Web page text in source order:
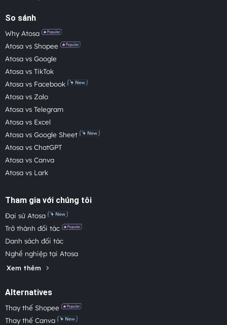
So sánh
Why Atosa
Atosa vs Shopee
Atosa vs Google
Atosa vs TikTok
Atosa vs Facebook
Atosa vs Zalo
Atosa vs Telegram
Atosa vs Excel
Atosa vs Google Sheet
Atosa vs ChatGPT
Atosa vs Canva
Atosa vs Lark
Tham gia với chúng tôi
Đại sứ Atosa
Trở thành đối tác
Danh sách đối tác
Nghề nghiệp tại Atosa
Xem thêm
Alternatives
Thay thế Shopee
Thay thế Canva